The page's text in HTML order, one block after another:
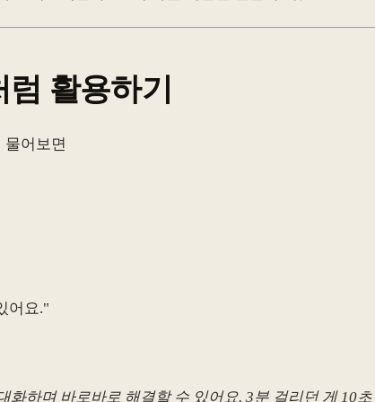
럼 활용하기
물어보면
어요."
하며 바로바로 해결할 수 있어요. 3분 걸리던 게 10